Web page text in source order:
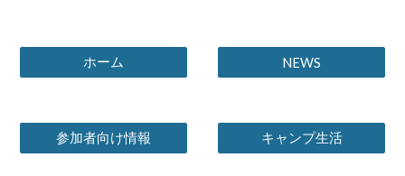
ホーム NEWS
参加者向け情報 キャンプ生活